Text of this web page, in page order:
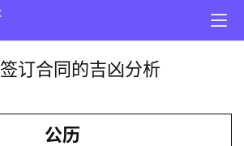
订合同的吉凶分析
公历